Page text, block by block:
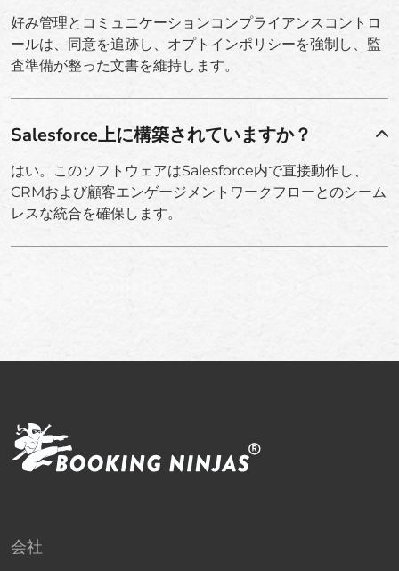
好み管理とコミュニケーションコンプライアンスコントロ
ールは、同意を追跡し、オプトインポリシーを強制し、監
査準備が整った文書を維持します。
Salesforce上に構築されていますか？
はい。このソフトウェアはSalesforce内で直接動作し、
CRMおよび顧客エンゲージメントワークフローとのシーム
レスな統合を確保します。
会社